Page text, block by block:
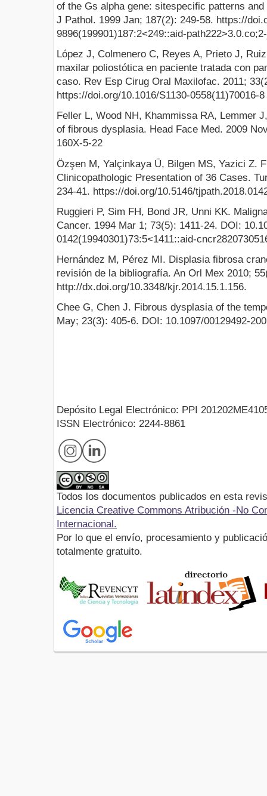
of the Gs alpha gene: sitespecific patterns
J Pathol. 1999 Jan; 187(2): 249-58. https://
9896(199901)187:2<249::aid-
López J, Colmenero C, Reyes A, Prieto J,
maxilar poliostótica en paciente tratada con
caso. Rev Esp Cirug Oral Maxilofac. 2011;
https://doi.org/10.1016/S1130-0558(11)70016-8
Feller L, Wood NH, Khammissa RA, Lemmer
of fibrous dysplasia. Head Face Med. 2009
160X-5-22
Özşen M, Yalçinkaya Ü, Bilgen MS, Yazici Z.
Clinicopathologic Presentation of 36 Cases.
234-41. https://doi.org/10.5146/
Ruggieri P, Sim FH, Bond JR, Unni KK.
Cancer. 1994 Mar 1; 73(5): 1411-24. DOI:
0142(19940301)73:5<1411::aid-
Hernández M, Pérez MI. Displasia fibrosa
revisión de la bibliografía. An Orl Mex 2010;
http://dx.doi.org/10.3348/kjr.2014.15.1.156.
Chee G, Chen J. Fibrous dysplasia of the
May; 23(3): 405-6. DOI: 10.1097/00129492-
Depósito Legal Electrónico: PPI
ISSN Electrónico: 2244-8861
Todos los documentos publicados en esta
Licencia Creative Commons Atribución -No
Internacional.
Por lo que el envío, procesamiento y
totalmente gratuito.